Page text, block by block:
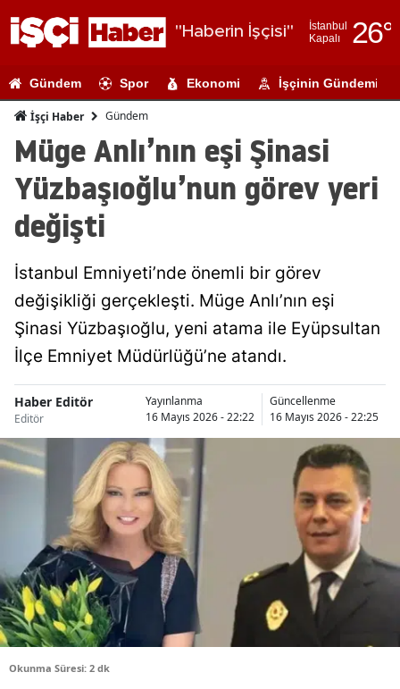
"Haberin İşçisi"
İstanbul
Kapalı
26°
Adıyaman
Ağrı
Amasya
Artvin
Balıkesir
Bilecik
Bingöl
Bitlis
Bolu
Burdur
Bursa
Gündem Spor Ekonomi İşçinin Gündemi
İşçi Haber Gündem
Müge Anlı’nın eşi Şinasi
Yüzbaşıoğlu’nun görev yeri
değişti
İstanbul Emniyeti’nde önemli bir görev
değişikliği gerçekleşti. Müge Anlı’nın eşi
Şinasi Yüzbaşıoğlu, yeni atama ile Eyüpsultan
İlçe Emniyet Müdürlüğü’ne atandı.
Haber Editör
Editör
Yayınlanma
16 Mayıs 2026 - 22:22
Güncellenme
16 Mayıs 2026 - 22:25
Okunma Süresi: 2 dk